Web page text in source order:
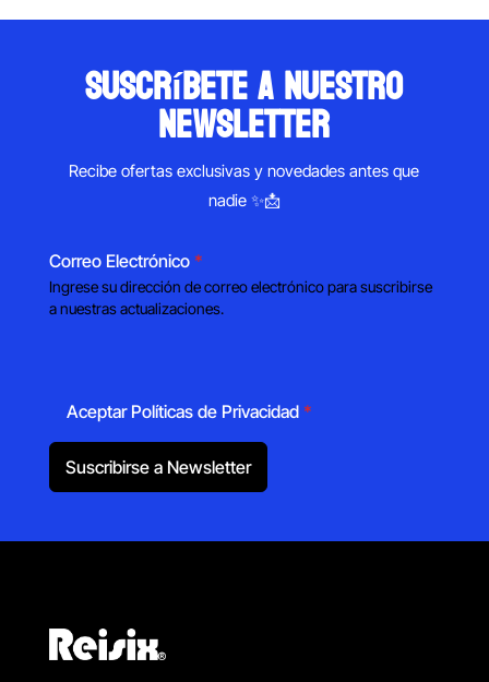
suscríbete a nuestro
newsletter
Recibe ofertas exclusivas y novedades antes que
nadie ✨📩
Correo Electrónico *
Ingrese su dirección de correo electrónico para suscribirse
a nuestras actualizaciones.
Aceptar Políticas de Privacidad *
Suscribirse a Newsletter